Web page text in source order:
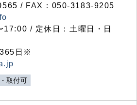
/ FAX：050-3183-9205
/ 定休日：土曜日・日
日※
取付可